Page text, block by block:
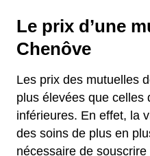
Le prix d’une
Chenôve
Les prix des mutuelles
plus élevées que celles
inférieures. En effet, la
des soins de plus en
nécessaire de